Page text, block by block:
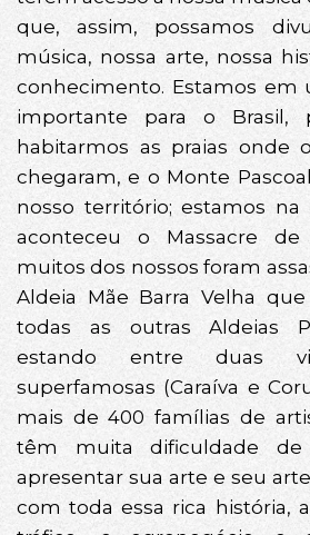
que, assim, possamos
música, nossa arte, nossa
conhecimento. Estamos em
importante para o Brasil,
habitarmos as praias onde
chegaram, e o Monte
nosso território; estamos
aconteceu o Massacre de
muitos dos nossos foram
Aldeia Mãe Barra Velha
todas as outras Aldeias
estando entre duas
superfamosas (Caraíva e
mais de 400 famílias de
têm muita dificuldade de
apresentar sua arte e seu
com toda essa rica história,